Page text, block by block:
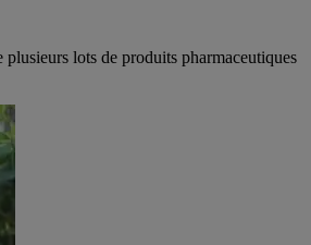
lots de produits pharmaceutiques